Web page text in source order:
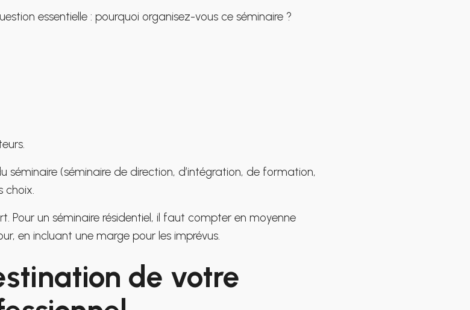
essentielle : pourquoi organisez-vous ce séminaire ?
(séminaire de direction, d’intégration, de formation,
choix.
Pour un séminaire résidentiel, il faut compter en moyenne
en incluant une marge pour les imprévus.
de votre